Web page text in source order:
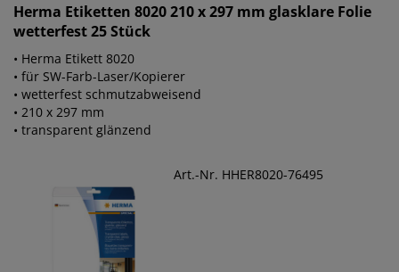
Herma Etiketten 8020 210 x 297 mm glasklare Folie
wetterfest 25 Stück
• Herma Etikett 8020
• für SW-Farb-Laser/Kopierer
• wetterfest schmutzabweisend
• 210 x 297 mm
• transparent glänzend
Art.-Nr. HHER8020-76495